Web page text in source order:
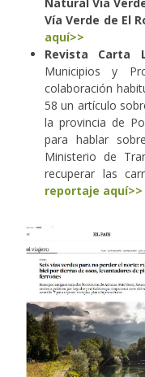
Natural Vía
Vía Verde de El
aquí>>
Revista Carta
Municipios y
colaboración
58 un artículo
la provincia de
para hablar
Ministerio de
recuperar las
reportaje aquí>>